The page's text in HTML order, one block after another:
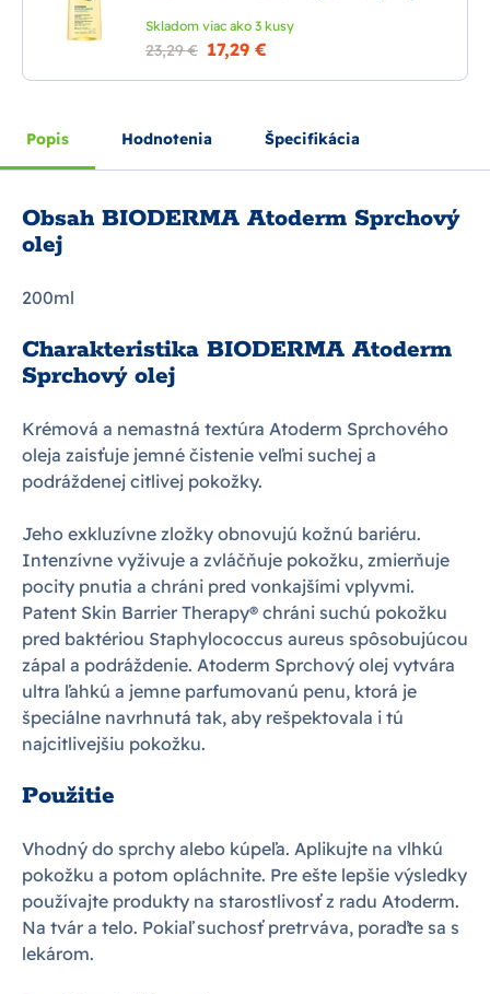
Skladom viac ako 3 kusy
23,29 € 17,29 €
Popis Hodnotenia Špecifikácia
Obsah BIODERMA Atoderm Sprchový
olej
200ml
Charakteristika BIODERMA Atoderm
Sprchový olej
Krémová a nemastná textúra Atoderm Sprchového
oleja zaisťuje jemné čistenie veľmi suchej a
podráždenej citlivej pokožky.
Jeho exkluzívne zložky obnovujú kožnú bariéru.
Intenzívne vyživuje a zvláčňuje pokožku, zmierňuje
pocity pnutia a chráni pred vonkajšími vplyvmi.
Patent Skin Barrier Therapy® chráni suchú pokožku
pred baktériou Staphylococcus aureus spôsobujúcou
zápal a podráždenie. Atoderm Sprchový olej vytvára
ultra ľahkú a jemne parfumovanú penu, ktorá je
špeciálne navrhnutá tak, aby rešpektovala i tú
najcitlivejšiu pokožku.
Použitie
Vhodný do sprchy alebo kúpeľa. Aplikujte na vlhkú
pokožku a potom opláchnite. Pre ešte lepšie výsledky
používajte produkty na starostlivosť z radu Atoderm.
Na tvár a telo. Pokiaľ suchosť pretrváva, poraďte sa s
lekárom.